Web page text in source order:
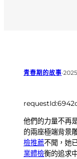
青春期的故事·2025
他們的力量不再
的兩座極端背景
檢推薦不聞，她
業體檢衡的追求